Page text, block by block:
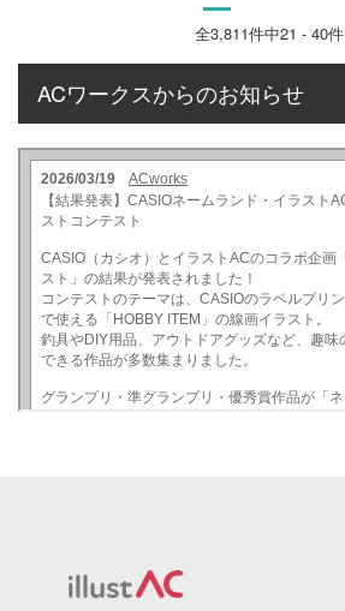
全3,811件中21 - 40件
ACワークスからのお知らせ